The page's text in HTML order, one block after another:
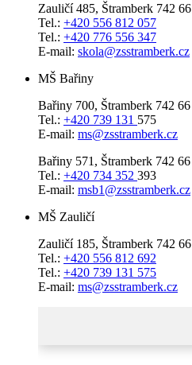
Zauličí 485, Štramberk 742 66
Tel.: +420 556 812 057
Tel.: +420 776 556 347
E-mail: skola@zsstramberk.cz
MŠ Bařiny
Bařiny 700, Štramberk 742 66
Tel.: +420 739 131 575
E-mail: ms@zsstramberk.cz
Bařiny 571, Štramberk 742 66
Tel.: +420 734 352 393
E-mail: msb1@zsstramberk.cz
MŠ Zauličí
Zauličí 185, Štramberk 742 66
Tel.: +420 556 812 692
Tel.: +420 739 131 575
E-mail: ms@zsstramberk.cz